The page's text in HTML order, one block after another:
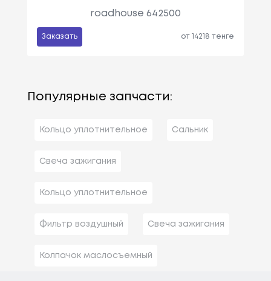
roadhouse 642500
Заказать от 14218 тенге
Популярные запчасти:
Кольцо уплотнительное Сальник
Свеча зажигания
Кольцо уплотнительное
Фильтр воздушный Свеча зажигания
Колпачок маслосъемный